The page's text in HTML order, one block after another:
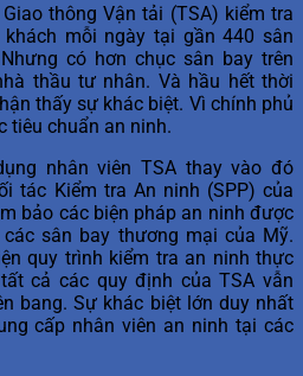
thông Vận tải (TSA) kiểm tra
mỗi ngày tại gần 440 sân
có hơn chục sân bay trên
thầu tư nhân. Và hầu hết thời
thấy sự khác biệt. Vì chính phủ
tiêu chuẩn an ninh.
nhân viên TSA thay vào đó
tác Kiểm tra An ninh (SPP) của
bảo các biện pháp an ninh được
sân bay thương mại của Mỹ.
quy trình kiểm tra an ninh thực
cả các quy định của TSA vẫn
bang. Sự khác biệt lớn duy nhất
cấp nhân viên an ninh tại các